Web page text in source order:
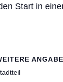
Start in